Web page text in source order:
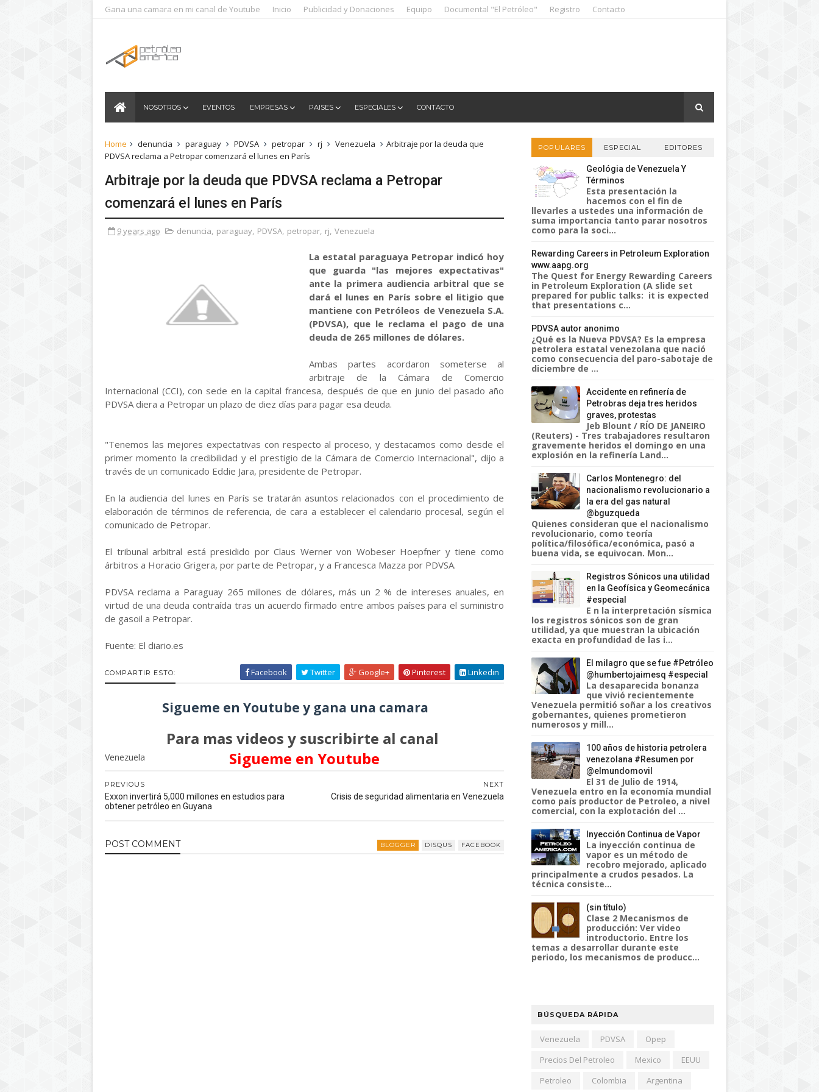
Gana una camara en mi canal de Youtube Inicio Publicidad y Donaciones Equipo Documental "El Petróleo" Registro Contacto
NOSOTROS EVENTOS EMPRESAS PAISES ESPECIALES CONTACTO
Home denuncia paraguay PDVSA petropar rj Venezuela
Arbitraje por la deuda que
PDVSA reclama a Petropar comenzará el lunes en París
Arbitraje por la deuda que PDVSA reclama a Petropar
comenzará el lunes en París
9 years ago denuncia, paraguay, PDVSA, petropar, rj, Venezuela
La estatal paraguaya Petropar indicó hoy
que guarda "las mejores expectativas"
ante la primera audiencia arbitral que se
dará el lunes en París sobre el litigio que
mantiene con Petróleos de Venezuela S.A.
(PDVSA), que le reclama el pago de una
deuda de 265 millones de dólares.
Ambas partes acordaron someterse al
arbitraje de la Cámara de Comercio
Internacional (CCI), con sede en la capital francesa, después de que en junio del pasado año
PDVSA diera a Petropar un plazo de diez días para pagar esa deuda.
"Tenemos las mejores expectativas con respecto al proceso, y destacamos como desde el
primer momento la credibilidad y el prestigio de la Cámara de Comercio Internacional", dijo a
través de un comunicado Eddie Jara, presidente de Petropar.
En la audiencia del lunes en París se tratarán asuntos relacionados con el procedimiento de
elaboración de términos de referencia, de cara a establecer el calendario procesal, según el
comunicado de Petropar.
El tribunal arbitral está presidido por Claus Werner von Wobeser Hoepfner y tiene como
árbitros a Horacio Grigera, por parte de Petropar, y a Francesca Mazza por PDVSA.
PDVSA reclama a Paraguay 265 millones de dólares, más un 2 % de intereses anuales, en
virtud de una deuda contraída tras un acuerdo firmado entre ambos países para el suministro
de gasoil a Petropar.
Fuente: El diario.es
COMPARTIR ESTO: Facebook Twitter Google+ Pinterest Linkedin
Sigueme en Youtube y gana una camara
Para mas videos y suscribirte al canal
Sigueme en Youtube
Venezuela
NEXT
Crisis de seguridad alimentaria en Venezuela
PREVIOUS
Exxon invertirá 5,000 millones en estudios para
obtener petróleo en Guyana
POST COMMENT BLOGGER DISQUS FACEBOOK
POPULARES ESPECIAL EDITORES
Geológia de Venezuela Y
Términos
Esta presentación la
hacemos con el fin de
llevarles a ustedes una información de
suma importancia tanto parar nosotros
como para la soci...
Rewarding Careers in Petroleum Exploration
www.aapg.org
The Quest for Energy Rewarding Careers
in Petroleum Exploration (A slide set
prepared for public talks: it is expected
that presentations c...
PDVSA autor anonimo
¿Qué es la Nueva PDVSA? Es la empresa
petrolera estatal venezolana que nació
como consecuencia del paro-sabotaje de
diciembre de ...
Accidente en refinería de
Petrobras deja tres heridos
graves, protestas
Jeb Blount / RÍO DE JANEIRO
(Reuters) - Tres trabajadores resultaron
gravemente heridos el domingo en una
explosión en la refinería Land...
Carlos Montenegro: del
nacionalismo revolucionario a
la era del gas natural
@bguzqueda
Quienes consideran que el nacionalismo
revolucionario, como teoría
política/filosófica/económica, pasó a
buena vida, se equivocan. Mon...
Registros Sónicos una utilidad
en la Geofísica y Geomecánica
#especial
E n la interpretación sísmica
los registros sónicos son de gran
utilidad, ya que muestran la ubicación
exacta en profundidad de las i...
El milagro que se fue #Petróleo
@humbertojaimesq #especial
La desaparecida bonanza
que vivió recientemente
Venezuela permitió soñar a los creativos
gobernantes, quienes prometieron
numerosos y mill...
100 años de historia petrolera
venezolana #Resumen por
@elmundomovil
El 31 de Julio de 1914,
Venezuela entro en la economía mundial
como país productor de Petroleo, a nivel
comercial, con la explotación del ...
Inyección Continua de Vapor
La inyección continua de
vapor es un método de
recobro mejorado, aplicado
principalmente a crudos pesados. La
técnica consiste...
(sin título)
Clase 2 Mecanismos de
producción: Ver video
introductorio. Entre los
temas a desarrollar durante este
periodo, los mecanismos de producc...
BÚSQUEDA RÁPIDA
Venezuela PDVSA
Opep
Precios Del Petroleo
Mexico
EEUU
Petroleo
Colombia
Argentina